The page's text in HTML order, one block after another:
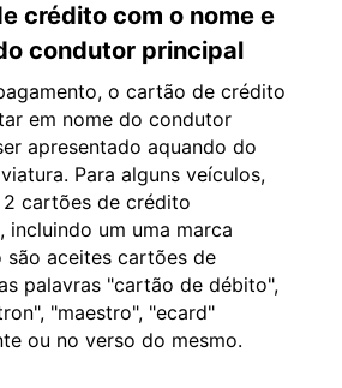
crédito com o nome e
condutor principal
o cartão de crédito
em nome do condutor
apresentado aquando do
Para alguns veículos,
cartões de crédito
incluindo um uma marca
são aceites cartões de
palavras "cartão de débito",
"maestro", "ecard"
ou no verso do mesmo.